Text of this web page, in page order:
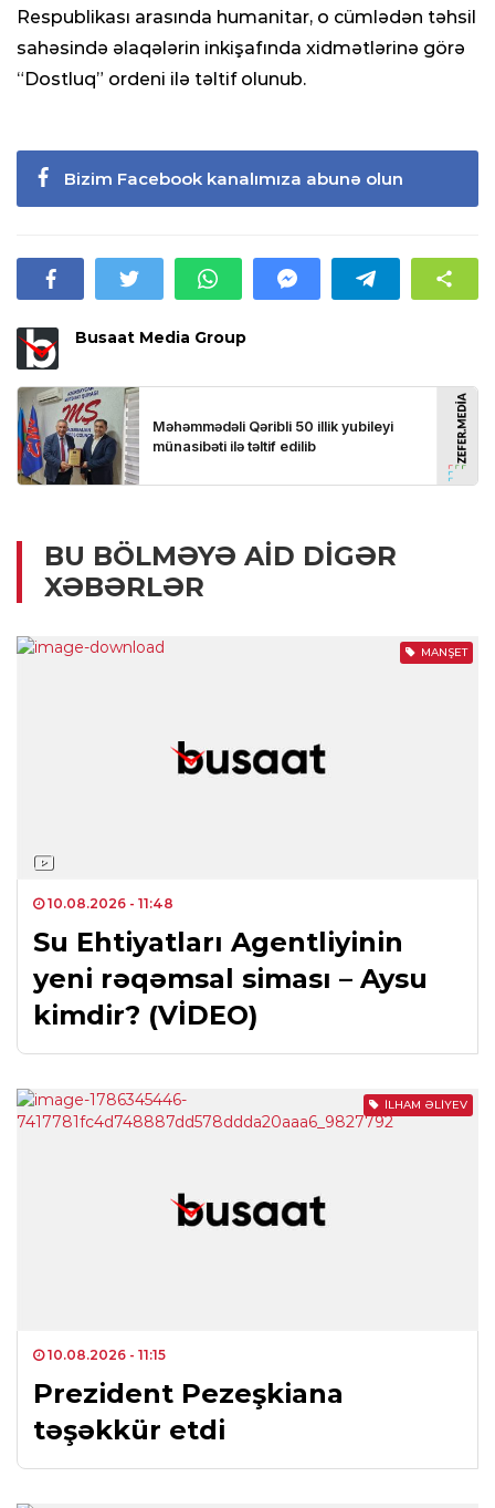
Respublikası arasında humanitar, o cümlədən təhsil
sahəsində əlaqələrin inkişafında xidmətlərinə görə
“Dostluq” ordeni ilə təltif olunub.
Bizim Facebook kanalımıza abunə olun
Busaat Media Group
BU BÖLMƏYƏ AID DIGƏR
XƏBƏRLƏR
MANŞET
10.08.2026 - 11:48
Su Ehtiyatları Agentliyinin
yeni rəqəmsal siması – Aysu
kimdir? (VİDEO)
İLHAM ƏLIYEV
10.08.2026 - 11:15
Prezident Pezeşkiana
təşəkkür etdi